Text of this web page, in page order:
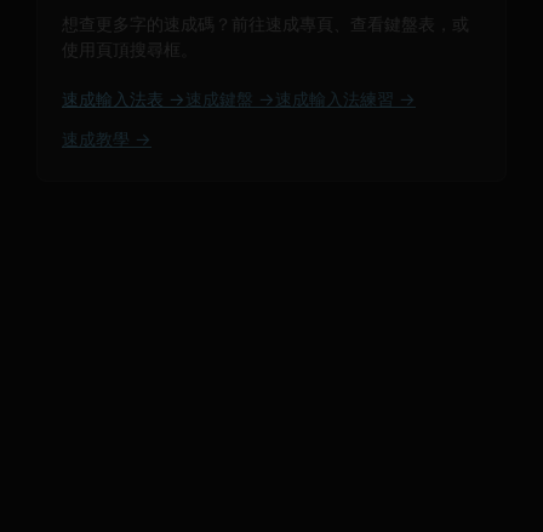
想查更多字的速成碼？前往速成專頁、查看鍵盤表，或
使用頁頂搜尋框。
速成輸入法表 → 速成鍵盤 → 速成輸入法練習 →
速成教學 →